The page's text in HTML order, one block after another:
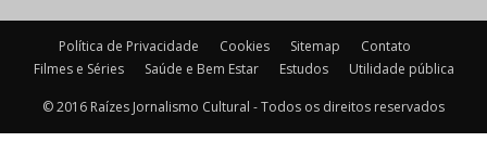
Política de Privacidade Cookies Sitemap
Contato
Filmes e Séries
Saúde e Bem Estar Estudos Utilidade pública
© 2016 Raízes Jornalismo Cultural - Todos os direitos reservados